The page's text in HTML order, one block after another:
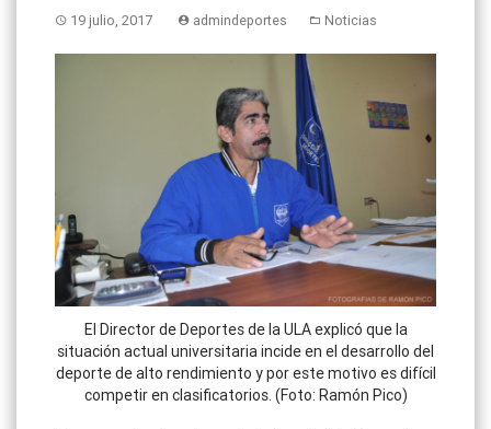
19 julio, 2017 admindeportes Noticias
El Director de Deportes de la ULA explicó que la
situación actual universitaria incide en el desarrollo del
deporte de alto rendimiento y por este motivo es difícil
competir en clasificatorios. (Foto: Ramón Pico)